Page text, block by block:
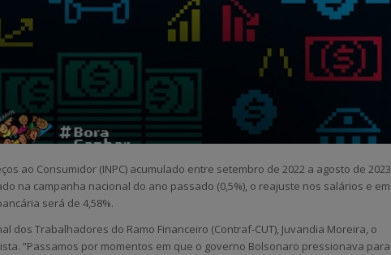
ao Consumidor (INPC) acumulado entre setembro de 2022 a agosto de 2023
na campanha nacional do ano passado (0,5%), o reajuste nos salários e em
será de 4,58%.
dos Trabalhadores do Ramo Financeiro (Contraf-CUT), Juvandia Moreira, o
“Passamos por momentos em que o governo Bolsonaro pressionava para